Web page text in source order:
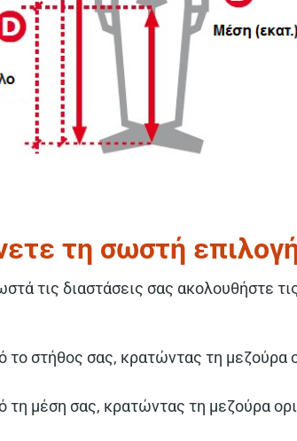
τη σωστή
τις διαστάσεις σας ακολουθήστε
στήθος σας, κρατώντας τη μεζούρα
μέση σας, κρατώντας τη μεζούρα